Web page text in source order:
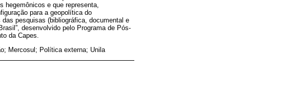
hegemônicos e que representa,
para a geopolítica do
pesquisas (bibliográfica, documental e
desenvolvido pelo Programa de Pós-
da Capes.
Mercosul; Política externa; Unila